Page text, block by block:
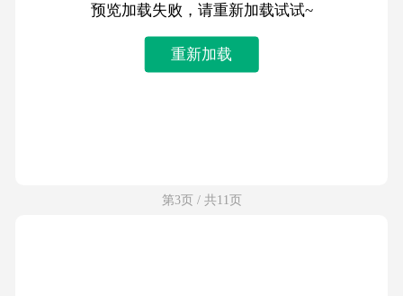
预览加载失败，请重新加载试试~
重新加载
第3页 / 共11页